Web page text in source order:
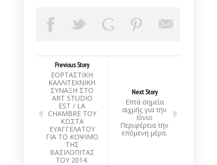
Previous Story
ΕΟΡΤΑΣΤΙΚΗ
ΚΑΛΛΙΤΕΧΝΙΚΗ
ΣΥΝΑΞΗ ΣΤΟ
ART STUDIO
EST / LA
CHAMBRE ΤΟΥ
ΚΩΣΤΑ
ΕΥΑΓΓΕΛΑΤΟΥ
ΓΙΑ ΤΟ ΚΟΨΙΜΟ
ΤΗΣ
ΒΑΣΙΛΟΠΙΤΑΣ
ΤΟΥ 2014.
Next Story
Επτά σημεία
αιχμής για την
Ιόνιο
Περιφέρεια την
επόμενη μέρα.